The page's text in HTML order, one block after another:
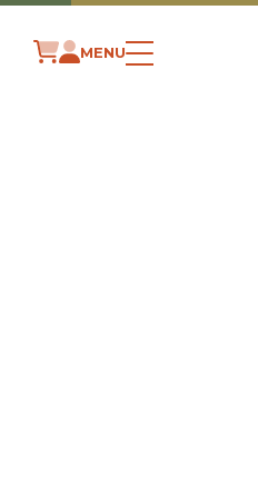
MENU